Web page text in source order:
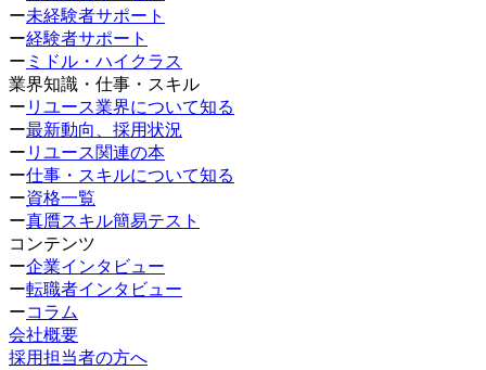
ー未経験者サポート
ー経験者サポート
ー ミドル・ハイクラス
業界知識・仕事・スキル
ー リユース業界について知る
ー最新動向、採用状況
ー リユース関連の本
ー仕事・スキルについて知る
ー資格一覧
ー真贋スキル簡易テスト
コンテンツ
ー企業インタビュー
ー転職者インタビュー
ーコラム
会社概要
採用担当者の方へ